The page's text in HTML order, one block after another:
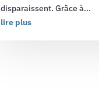
disparaissent. Grâce à...
lire plus